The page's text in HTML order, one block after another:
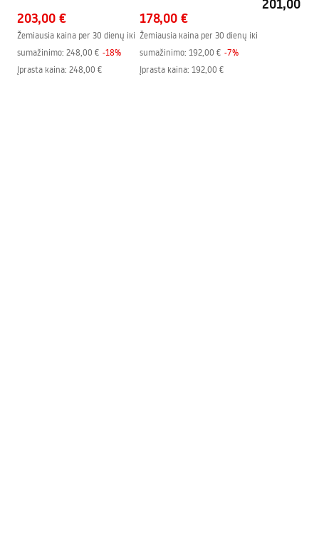
Garantija
24 mėnesių
203,00 €
Žemiausia kaina per 30 dienų iki
sumažinimo: 248,00 € -18%
Įprasta kaina: 248,00 €
178,00 €
Žemiausia kaina per 30 dienų iki
sumažinimo: 192,00 € -7%
Įprasta kaina: 192,00 €
201,00 €